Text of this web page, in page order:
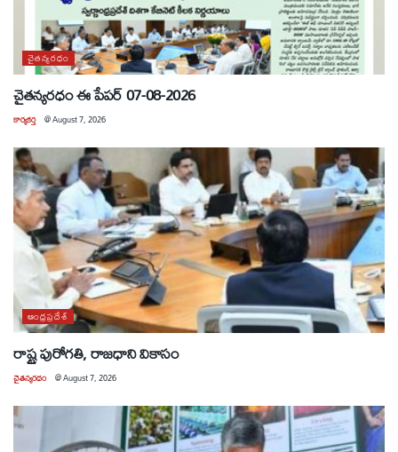
చైతన్యరధం
చైతన్యరధం ఈ పేపర్ 07-08-2026
కార్యకర్త @August 7, 2026
ఆంధ్రప్రదేశ్
రాష్ట్ర పురోగతి, రాజధాని వికాసం
చైతన్యరధం @August 7, 2026